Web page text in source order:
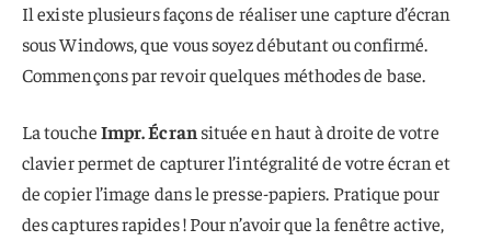
Il existe plusieurs façons de réaliser une capture d’écran
sous Windows, que vous soyez débutant ou confirmé.
Commençons par revoir quelques méthodes de base.
La toucheImpr. Écran située en haut à droite de votre
clavier permet de capturer l’intégralité de votre écran et
de copier l’image dans le presse-papiers. Pratique pour
des captures rapides ! Pour n’avoir que la fenêtre active,